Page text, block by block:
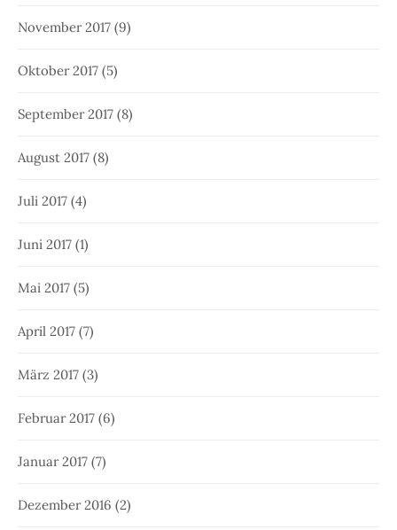
November 2017 (9)
Oktober 2017 (5)
September 2017 (8)
August 2017 (8)
Juli 2017 (4)
Juni 2017 (1)
Mai 2017 (5)
April 2017 (7)
März 2017 (3)
Februar 2017 (6)
Januar 2017 (7)
Dezember 2016 (2)